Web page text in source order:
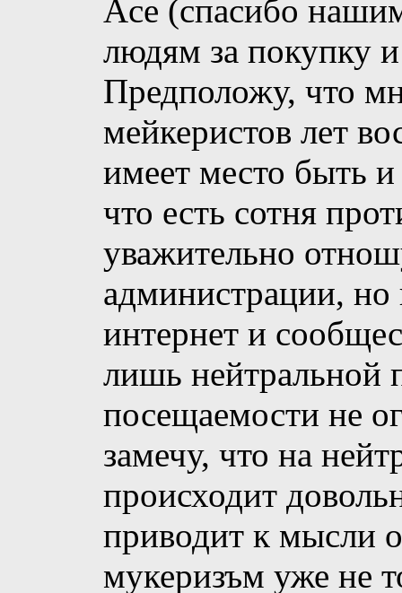
Ace (спасибо
людям за покупку
Предположу, что
мейкеристов лет
имеет место быть
что есть сотня
уважительно
администрации,
интернет и
лишь нейтральной
посещаемости не
замечу, что на
происходит
приводит к мысли
мукеризъм уже не